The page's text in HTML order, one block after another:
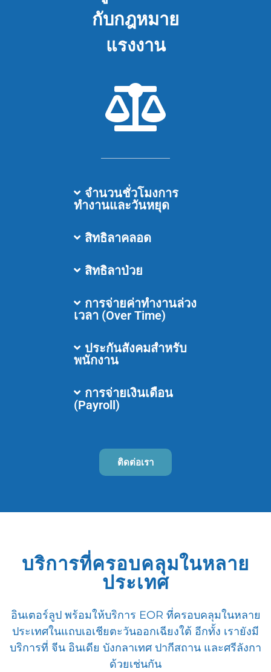
กับกฎหมาย
แรงงาน
จำนวนชั่วโมงการ
ทำงานและวันหยุด
สิทธิลาคลอด
สิทธิลาป่วย
การจ่ายค่าทำงานล่วง
เวลา (Over Time)
ประกันสังคมสำหรับ
พนักงาน
การจ่ายเงินเดือน
(Payroll)
ติดต่อเรา
บริการที่ครอบคลุมในหลาย
ประเทศ
อินเตอร์ลูป พร้อมให้บริการ EOR ที่ครอบคลุมในหลาย
ประเทศในแถบเอเชียตะวันออกเฉียงใต้ อีกทั้ง เรายังมี
บริการที่ จีน อินเดีย บังกลาเทศ ปากีสถาน และศรีลังกา
ด้วยเช่นกัน